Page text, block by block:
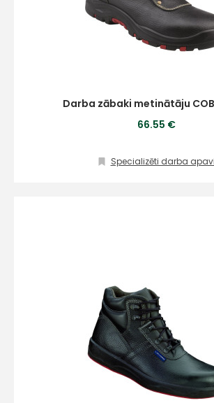
Darba zābaki metinātāju
66.55 €
Specializēti darba apavi
pēc
Vārds
Ziņojums